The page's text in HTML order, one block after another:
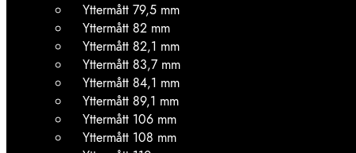
Yttermått 79,5 mm
Yttermått 82 mm
Yttermått 82,1 mm
Yttermått 83,7 mm
Yttermått 84,1 mm
Yttermått 89,1 mm
Yttermått 106 mm
Yttermått 108 mm